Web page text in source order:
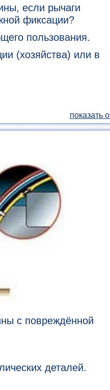
если рычаги
фиксации?
пользования.
(хозяйства) или в
с повреждённой
деталей.